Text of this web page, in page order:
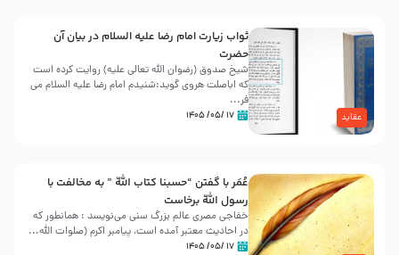
عقاید
ثواب زیارت امام رضا علیه السلام در بیان آن
حضرت
شیخ صدوق (رضوان الله تعالی علیه) روایت کرده است
که اباصلت هروی گوید:شنیدم امام رضا علیه السلام می
فر...
۱۷ /۰۵/ ۱۴۰۵
عُمَر با گفتن “حسبنا كتاب اللّه ” به مخالفت با
رسول اللّه برخاست
خفاجی مصری عالم بزرگ سنی می‌نویسد : همانطور که
در احادیث معتبر آمده است، پیامبر اکرم (صلوات اللّه...
۱۷ /۰۵/ ۱۴۰۵